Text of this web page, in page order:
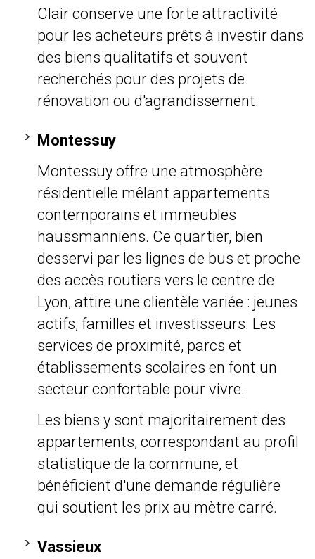
Clair conserve une forte attractivité
pour les acheteurs prêts à investir dans
des biens qualitatifs et souvent
recherchés pour des projets de
rénovation ou d'agrandissement.
Montessuy
Montessuy offre une atmosphère
résidentielle mêlant appartements
contemporains et immeubles
haussmanniens. Ce quartier, bien
desservi par les lignes de bus et proche
des accès routiers vers le centre de
Lyon, attire une clientèle variée : jeunes
actifs, familles et investisseurs. Les
services de proximité, parcs et
établissements scolaires en font un
secteur confortable pour vivre.
Les biens y sont majoritairement des
appartements, correspondant au profil
statistique de la commune, et
bénéficient d'une demande régulière
qui soutient les prix au mètre carré.
Vassieux